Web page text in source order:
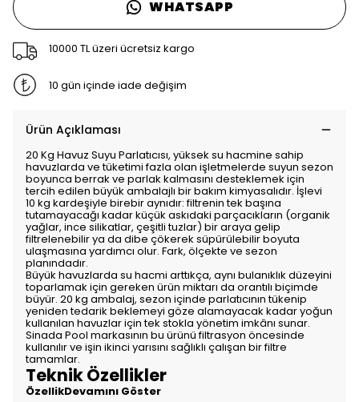
WHATSAPP
10000 TL üzeri ücretsiz kargo
10 gün içinde iade değişim
Ürün Açıklaması
20 Kg Havuz Suyu Parlatıcısı, yüksek su hacmine sahip
havuzlarda ve tüketimi fazla olan işletmelerde suyun sezon
boyunca berrak ve parlak kalmasını desteklemek için
tercih edilen büyük ambalajlı bir bakım kimyasalıdır. İşlevi
10 kg kardeşiyle birebir aynıdır: filtrenin tek başına
tutamayacağı kadar küçük askıdaki parçacıkların (organik
yağlar, ince silikatlar, çeşitli tuzlar) bir araya gelip
filtrelenebilir ya da dibe çökerek süpürülebilir boyuta
ulaşmasına yardımcı olur. Fark, ölçekte ve sezon
planındadır.
Büyük havuzlarda su hacmi arttıkça, aynı bulanıklık düzeyini
toparlamak için gereken ürün miktarı da orantılı biçimde
büyür. 20 kg ambalaj, sezon içinde parlatıcının tükenip
yeniden tedarik beklemeyi göze alamayacak kadar yoğun
kullanılan havuzlar için tek stokla yönetim imkânı sunar.
Sinada Pool markasının bu ürünü filtrasyon öncesinde
kullanılır ve işin ikinci yarısını sağlıklı çalışan bir filtre
tamamlar.
Teknik Özellikler
ÖzellikDevamını Göster